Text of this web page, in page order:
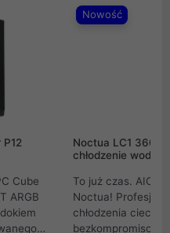
Cube
ARGB
Nowość
Noctua LC1
chłodzenie wodne
To już czas. AIO
Noctua!
chłodzenia cieczą